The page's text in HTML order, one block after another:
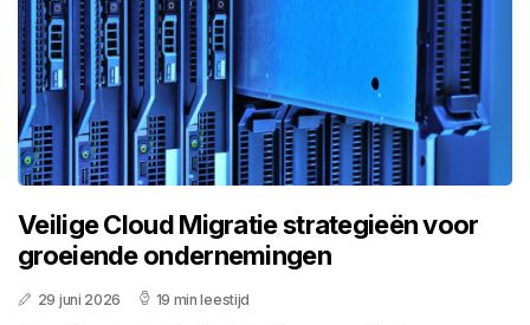
Veilige Cloud Migratie strategieën voor
groeiende ondernemingen
29 juni 2026 19 min leestijd